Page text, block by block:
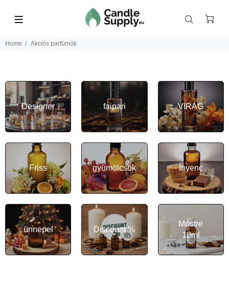
Home Akciós parfümök
Designer faipari VIRÁG
Friss gyümölcsök Ínyenc
ünnepel Discount %
Mostre
10ml